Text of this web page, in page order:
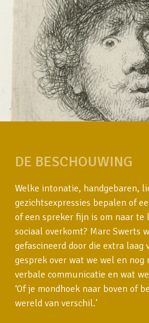
DE BESCHOUWING
Welke intonatie, handgebaren,
gezichtsexpressies bepalen of
of een spreker fijn is om naar
sociaal overkomt? Marc Swerts
gefascineerd door die extra laag
gesprek over wat we wel en
verbale communicatie en wat
‘Of je mondhoek naar boven of
wereld van verschil.’